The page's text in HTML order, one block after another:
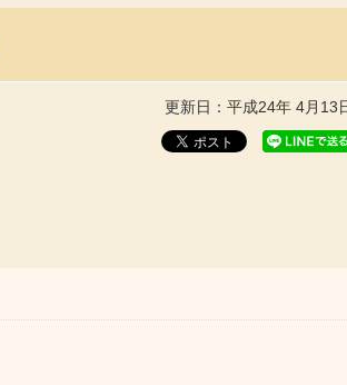
更新日：平成24年 4月13